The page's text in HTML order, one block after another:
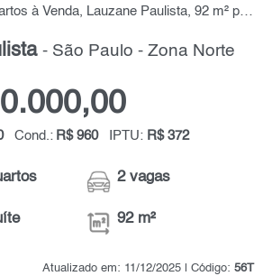
Apartamento, 3 Quartos à Venda, Lauzane Paulista, 92 m² por R$ 1.000.000,00
- São Paulo - Zona Norte
Cond.: R$ 960 IPTU: R$ 372
2 vagas
92 m²
Atualizado em: 11/12/2025 | Código: 56T